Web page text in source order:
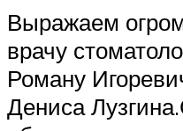
Выражаем
врачу
Роману
Дениса